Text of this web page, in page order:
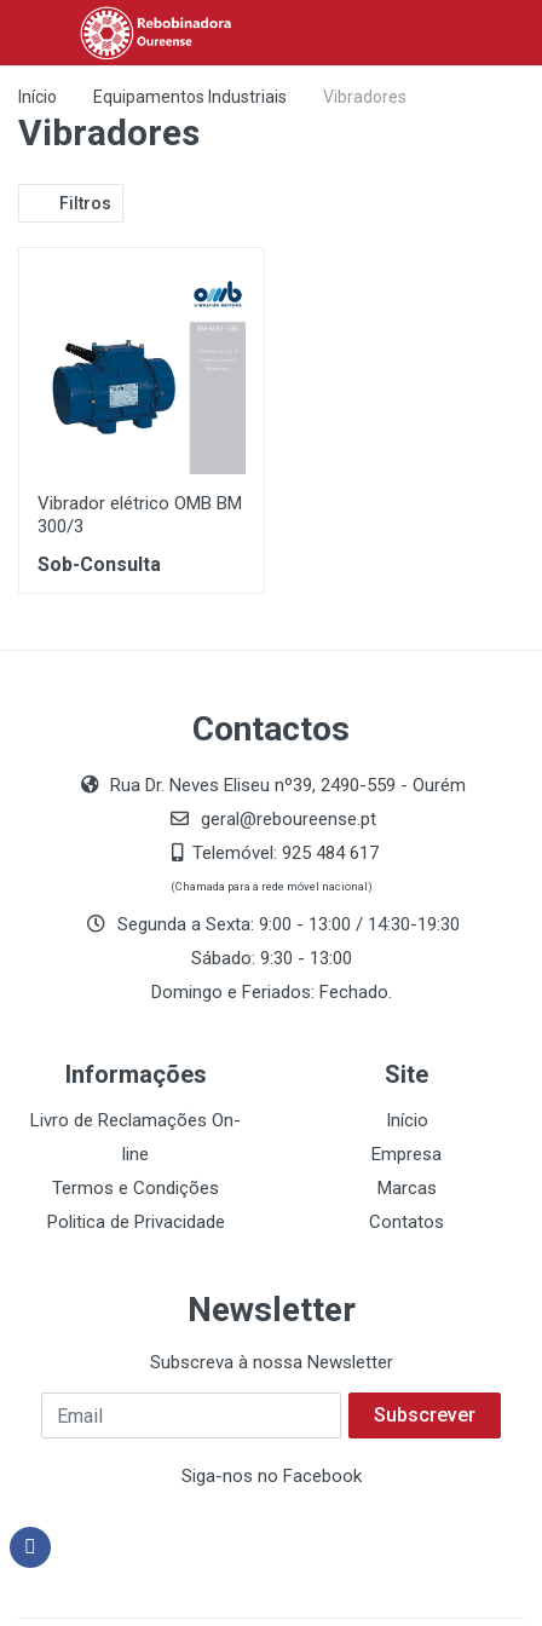
Início Equipamentos Industriais Vibradores
Vibradores
Filtros
Vibrador elétrico OMB BM
300/3
Sob-Consulta
Contactos
Rua Dr. Neves Eliseu nº39, 2490-559 - Ourém
geral@reboureense.pt
Telemóvel: 925 484 617
(Chamada para a rede móvel nacional)
Segunda a Sexta: 9:00 - 13:00 / 14:30-19:30
Sábado: 9:30 - 13:00
Domingo e Feriados: Fechado.
Informações
Livro de Reclamações On-
line
Termos e Condições
Politica de Privacidade
Site
Início
Empresa
Marcas
Contatos
Newsletter
Subscreva à nossa Newsletter
Subscrever
Siga-nos no Facebook